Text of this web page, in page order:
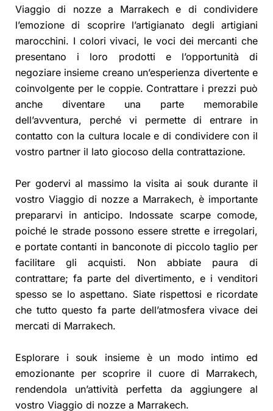
Viaggio di nozze a Marrakech e di condividere
l’emozione di scoprire l’artigianato degli artigiani
marocchini. I colori vivaci, le voci dei mercanti che
presentano i loro prodotti e l’opportunità di
negoziare insieme creano un’esperienza divertente e
coinvolgente per le coppie. Contrattare i prezzi può
anche diventare una parte memorabile
dell’avventura, perché vi permette di entrare in
contatto con la cultura locale e di condividere con il
vostro partner il lato giocoso della contrattazione.
Per godervi al massimo la visita ai souk durante il
vostro Viaggio di nozze a Marrakech, è importante
prepararvi in anticipo. Indossate scarpe comode,
poiché le strade possono essere strette e irregolari,
e portate contanti in banconote di piccolo taglio per
facilitare gli acquisti. Non abbiate paura di
contrattare; fa parte del divertimento, e i venditori
spesso se lo aspettano. Siate rispettosi e ricordate
che tutto questo fa parte dell’atmosfera vivace dei
mercati di Marrakech.
Esplorare i souk insieme è un modo intimo ed
emozionante per scoprire il cuore di Marrakech,
rendendola un’attività perfetta da aggiungere al
vostro Viaggio di nozze a Marrakech.